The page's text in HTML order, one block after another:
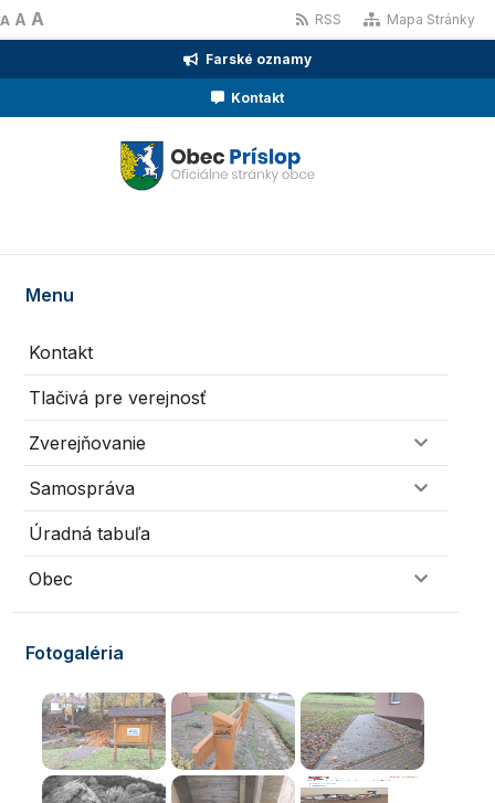
A A A RSS Mapa Stránky
Farské oznamy
Kontakt
Menu
Kontakt
Tlačivá pre verejnosť
Zverejňovanie
Samospráva
Úradná tabuľa
Obec
Fotogaléria